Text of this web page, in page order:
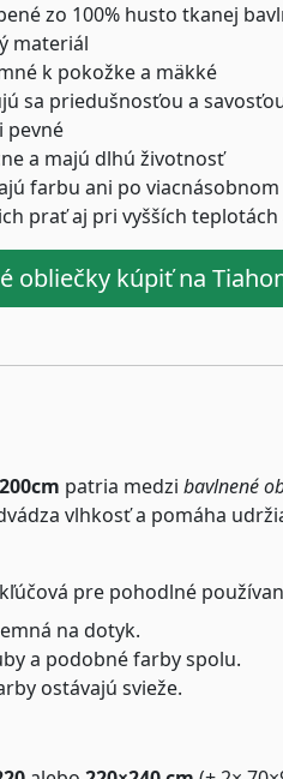
zo 100% husto tkanej
materiál
k pokožke a mäkké
sa priedušnosťou a
pevné
a majú dlhú životnosť
farbu ani po
prať aj pri vyšších teplotách
obliečky kúpiť na
patria medzi bavlnené
vlhkosť a pomáha
pre pohodlné
na dotyk.
a podobné farby spolu.
ostávajú svieže.